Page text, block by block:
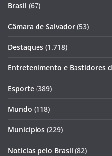
Brasil (67)
Câmara de Salvador (53)
Destaques (1.718)
Entretenimento e Bastidores
Esporte (389)
Mundo (118)
Municípios (229)
Notícias pelo Brasil (82)